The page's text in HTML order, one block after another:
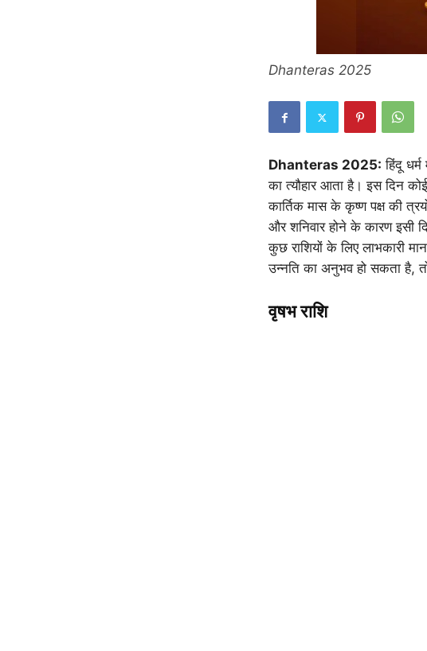
Dhanteras 2025
Dhanteras 2025: हिंदू
का त्यौहार आता है। इस दिन
कार्तिक मास के कृष्ण पक्ष की
और शनिवार होने के कारण इसी
कुछ राशियों के लिए लाभकारी
उन्नति का अनुभव हो सकता है,
वृषभ राशि